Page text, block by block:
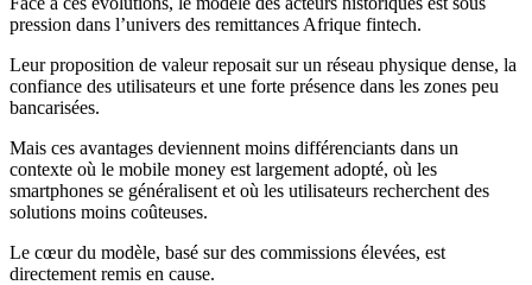
pression dans l’univers des remittances Afrique fintech.
Leur proposition de valeur reposait sur un réseau physique dense, la
confiance des utilisateurs et une forte présence dans les zones peu
bancarisées.
Mais ces avantages deviennent moins différenciants dans un
contexte où le mobile money est largement adopté, où les
smartphones se généralisent et où les utilisateurs recherchent des
solutions moins coûteuses.
Le cœur du modèle, basé sur des commissions élevées, est
directement remis en cause.